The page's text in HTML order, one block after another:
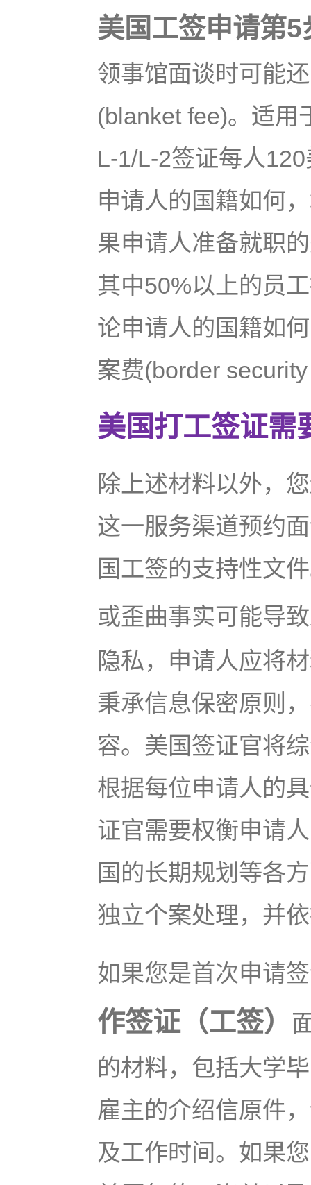
美国工签申请第5
领事馆面谈时可能
(blanket fee)。适用
L-1/L-2签证每人
申请人的国籍如何
果申请人准备就职
其中50%以上的员
论申请人的国籍如
案费(border
美国打工签证需
除上述材料以外，
这一服务渠道预约
国工签的支持性文
或歪曲事实可能导致
隐私，申请人应将
秉承信息保密原则
容。美国签证官将
根据每位申请人的
证官需要权衡申请
国的长期规划等各
独立个案处理，并
如果您是首次申请
作签证（工签）
的材料，包括大学
雇主的介绍信原件
及工作时间。如果